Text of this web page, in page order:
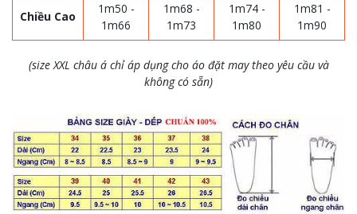
Chiều Cao
1m50 -
1m66
1m68 -
1m73
1m74 -
1m80
1m81 -
1m90
(size XXL châu á chỉ áp dụng cho áo đặt may theo yêu cầu và
không có sẵn)